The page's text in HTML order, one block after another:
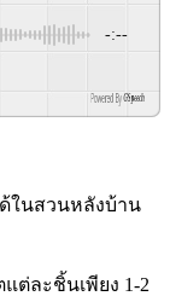
-:--
Powered By GSpeech
ในสวนหลังบ้าน
ต่ละชิ้นเพียง 1-2